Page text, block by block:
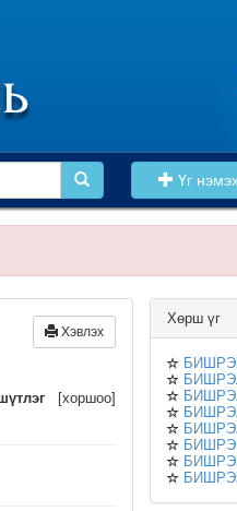
Үг
Хэвлэх
[хоршоо]
Хөрш үг